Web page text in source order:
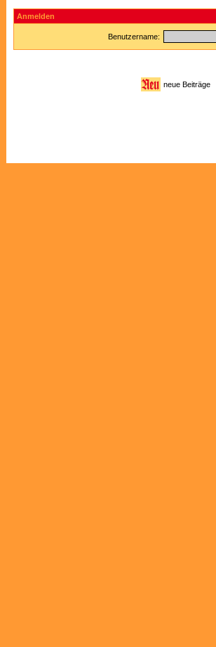
Anmelden
Benutzername:
neue Beiträge